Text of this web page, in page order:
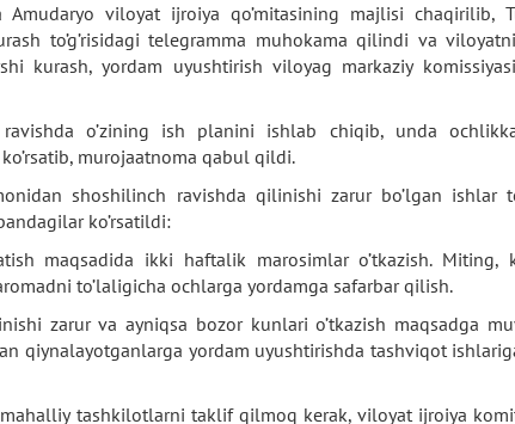
viloyat ijroiya qo’mitasining majlisi chaqirilib,
to’g’risidagi telegramma muhokama qilindi va
kurash, yordam uyushtirish viloyag markaziy
o’zining ish planini ishlab chiqib, unda
murojaatnoma qabul qildi.
shoshilinch ravishda qilinishi zarur bo’lgan ishlar
ko’rsatildi:
maqsadida ikki haftalik marosimlar o’tkazish. Miting,
to’laligicha ochlarga yordamga safarbar qilish.
zarur va ayniqsa bozor kunlari o’tkazish maqsadga
qiynalayotganlarga yordam uyushtirishda tashviqot
tashkilotlarni taklif qilmoq kerak, viloyat ijroiya